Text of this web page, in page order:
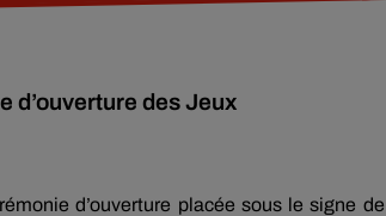
d’ouverture des Jeux
d’ouverture placée sous le signe de